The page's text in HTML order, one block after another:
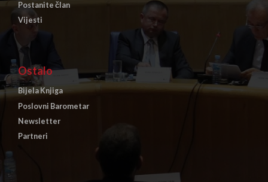
Postanite član
Vijesti
Ostalo
Bijela Knjiga
Poslovni Barometar
Newsletter
Partneri